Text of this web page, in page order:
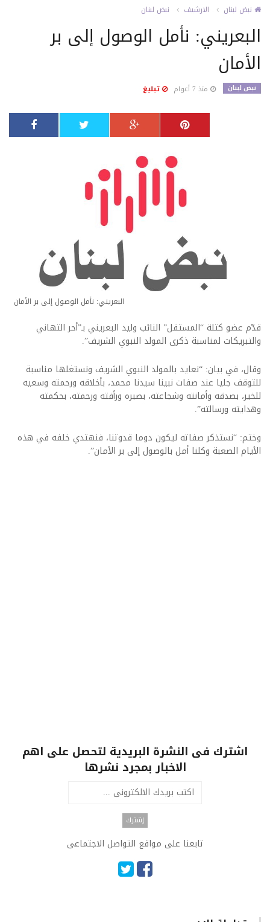
نبض لبنان الارشيف نبض لبنان
البعريني: نأمل الوصول إلى بر
الأمان
نبض لبنان منذ 7 أعوام تبليغ
البعريني: نأمل الوصول إلى بر الأمان
قدّم عضو كتلة “المستقل” النائب وليد البعريني بـ”أحر التهاني
والتبريكات لمناسبة ذكرى المولد النبوي الشريف”.
وقال، في بيان: “نعايد بالمولد النبوي الشريف ونستغلها مناسبة
للتوقف جليا عند صفات نبينا سيدنا محمد، بأخلاقه ورحمته وسعيه
للخير، بصدقه وأمانته وشجاعته، بصبره ورأفته ورحمته، بحكمته
وهدايته ورسالته”.
وختم: “نستذكر صفاته ليكون دوما قدوتنا، فنهتدي خلفه في هذه
الأيام الصعبة وكلنا أمل بالوصول إلى بر الأمان”.
اشترك فى النشرة البريدية لتحصل على اهم
الاخبار بمجرد نشرها
تابعنا على مواقع التواصل الاجتماعى